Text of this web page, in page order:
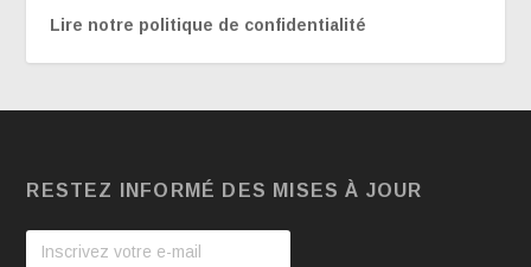
Lire notre politique de confidentialité
RESTEZ INFORMÉ DES MISES À JOUR